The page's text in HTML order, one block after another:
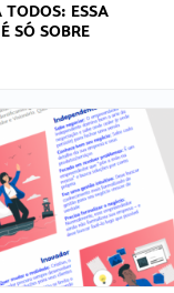
TODOS: ESSA
SÓ SOBRE